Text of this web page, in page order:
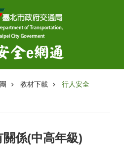
教材下載 行人安全
係(中高年級)